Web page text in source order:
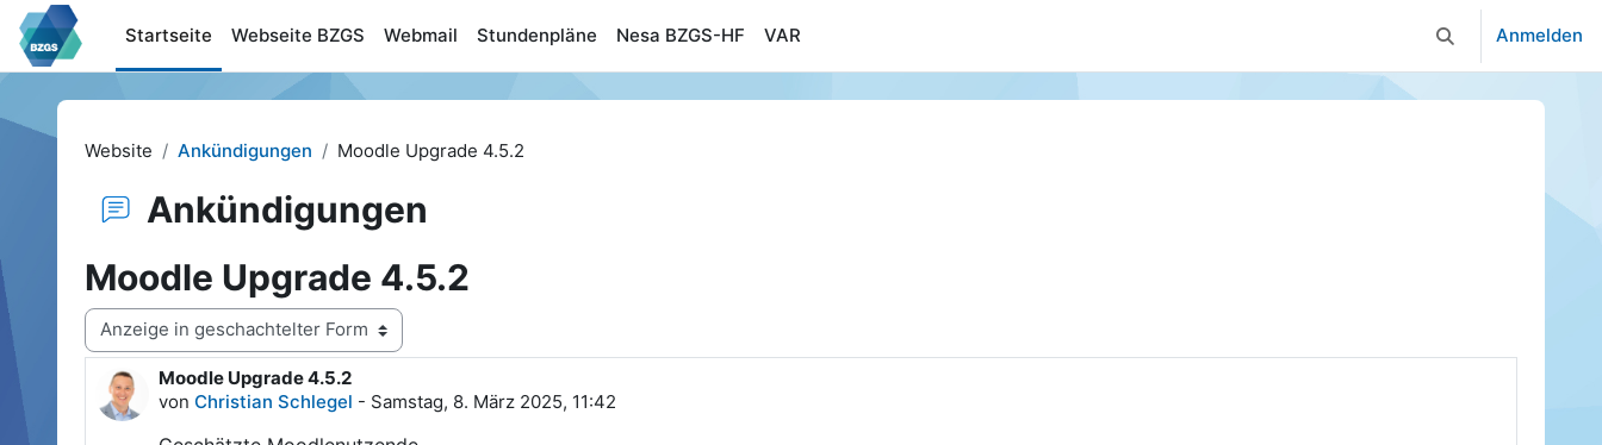
Zum Hauptinhalt
Startseite
Webseite BZGS Webmail Stundenpläne Nesa BZGS-HF VAR Sucheingabe
Anmelden
Website Ankündigungen Moodle Upgrade 4.5.2
Ankündigungen
Moodle Upgrade 4.5.2
Anzeigemodus
Moodle Upgrade 4.5.2
von Christian Schlegel - Samstag, 8. März 2025, 11:42
Anzahl Antworten: 0